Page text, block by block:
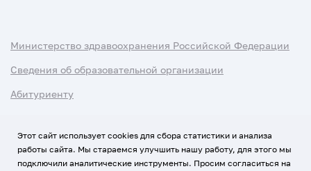
Министерство здравоохранения Российской Федерации
Сведения об образовательной организации
Абитуриенту
Этот сайт использует cookies для сбора статистики и анализа
работы сайта. Мы стараемся улучшить нашу работу, для этого мы
подключили аналитические инструменты. Просим согласиться на